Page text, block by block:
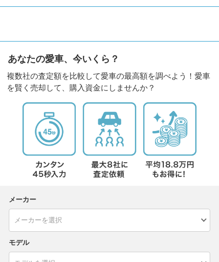
あなたの愛車、今いくら？
複数社の査定額を比較して愛車の最高額を調べよう！愛車
を賢く売却して、購入資金にしませんか？
メーカー
モデル